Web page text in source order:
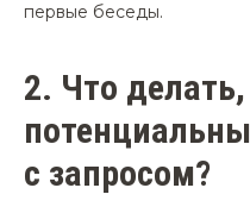
первые беседы.
2. Что
с запросом?